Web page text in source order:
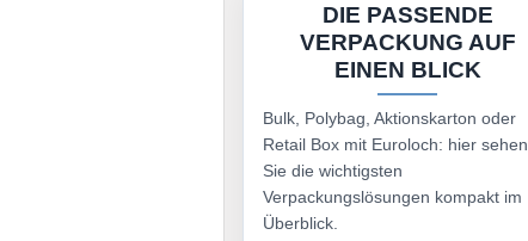
DIE PASSENDE
VERPACKUNG AUF
EINEN BLICK
Bulk, Polybag, Aktionskarton oder
Retail Box mit Euroloch: hier sehen
Sie die wichtigsten
Verpackungslösungen kompakt im
Überblick.